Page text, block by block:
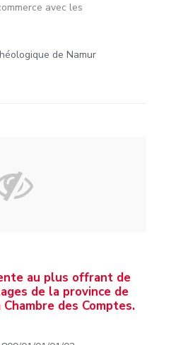
avec les
de Namur
au plus offrant de
de la province de
des Comptes.